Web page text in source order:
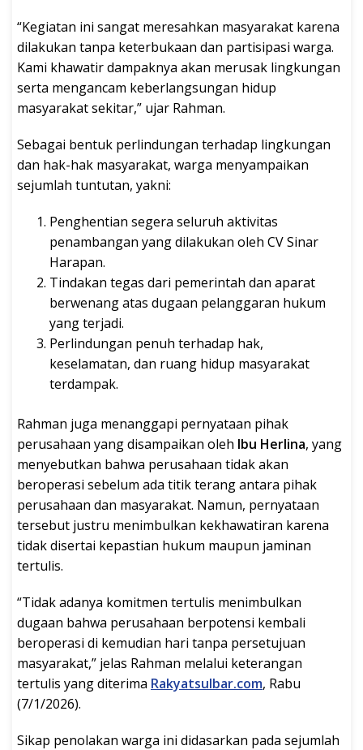
“Kegiatan ini sangat meresahkan masyarakat karena
dilakukan tanpa keterbukaan dan partisipasi warga.
Kami khawatir dampaknya akan merusak lingkungan
serta mengancam keberlangsungan hidup
masyarakat sekitar,” ujar Rahman.
Sebagai bentuk perlindungan terhadap lingkungan
dan hak-hak masyarakat, warga menyampaikan
sejumlah tuntutan, yakni:
Penghentian segera seluruh aktivitas
penambangan yang dilakukan oleh CV Sinar
Harapan.
Tindakan tegas dari pemerintah dan aparat
berwenang atas dugaan pelanggaran hukum
yang terjadi.
Perlindungan penuh terhadap hak,
keselamatan, dan ruang hidup masyarakat
terdampak.
Rahman juga menanggapi pernyataan pihak
perusahaan yang disampaikan oleh Ibu Herlina, yang
menyebutkan bahwa perusahaan tidak akan
beroperasi sebelum ada titik terang antara pihak
perusahaan dan masyarakat. Namun, pernyataan
tersebut justru menimbulkan kekhawatiran karena
tidak disertai kepastian hukum maupun jaminan
tertulis.
“Tidak adanya komitmen tertulis menimbulkan
dugaan bahwa perusahaan berpotensi kembali
beroperasi di kemudian hari tanpa persetujuan
masyarakat,” jelas Rahman melalui keterangan
tertulis yang diterima Rakyatsulbar.com, Rabu
(7/1/2026).
Sikap penolakan warga ini didasarkan pada sejumlah